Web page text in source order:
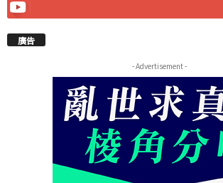
廣告
- Advertisement -